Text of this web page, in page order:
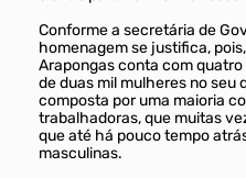
Conforme a secretária de
homenagem se justifica,
Arapongas conta com
de duas mil mulheres no seu
composta por uma maioria
trabalhadoras, que muitas
que até há pouco tempo
masculinas.